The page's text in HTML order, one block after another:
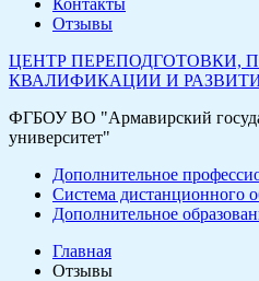
Контакты
Отзывы
ЦЕНТР ПЕРЕПОДГОТОВКИ,
КВАЛИФИКАЦИИ И
ФГБОУ ВО "Армавирский
университет"
Дополнительное
Система дистанционного
Дополнительное
Главная
Отзывы